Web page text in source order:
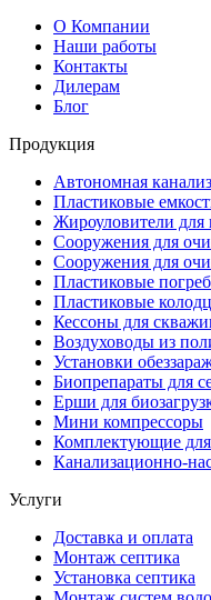
О Компании
Наши работы
Контакты
Дилерам
Блог
Продукция
Автономная
Пластиковые
Жироуловители для
Сооружения для
Сооружения для
Пластиковые
Пластиковые
Кессоны для
Воздуховоды из
Установки
Биопрепараты для
Ерши для
Мини компрессоры
Комплектующие для
Канализационно-
Услуги
Доставка и оплата
Монтаж септика
Установка септика